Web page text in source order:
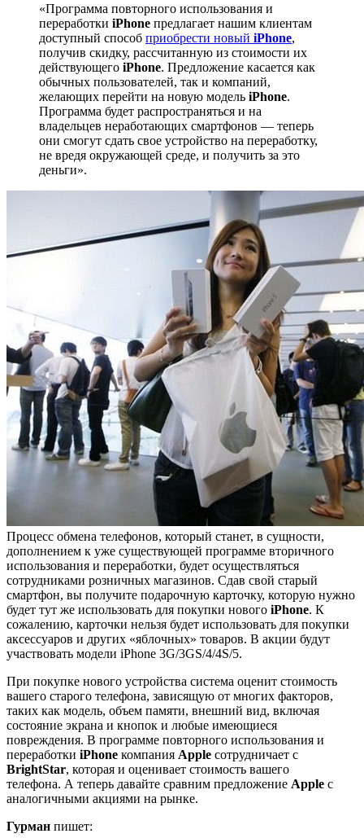
«Программа повторного использования и
переработки iPhone предлагает нашим клиентам
доступный способ приобрести новый iPhone,
получив скидку, рассчитанную из стоимости их
действующего iPhone. Предложение касается как
обычных пользователей, так и компаний,
желающих перейти на новую модель iPhone.
Программа будет распространяться и на
владельцев неработающих смартфонов — теперь
они смогут сдать свое устройство на переработку,
не вредя окружающей среде, и получить за это
деньги».
Процесс обмена телефонов, который станет, в сущности,
дополнением к уже существующей программе вторичного
использования и переработки, будет осуществляться
сотрудниками розничных магазинов. Сдав свой старый
смартфон, вы получите подарочную карточку, которую нужно
будет тут же использовать для покупки нового iPhone. К
сожалению, карточки нельзя будет использовать для покупки
аксессуаров и других «яблочных» товаров. В акции будут
участвовать модели iPhone 3G/3GS/4/4S/5.
При покупке нового устройства система оценит стоимость
вашего старого телефона, зависящую от многих факторов,
таких как модель, объем памяти, внешний вид, включая
состояние экрана и кнопок и любые имеющиеся
повреждения. В программе повторного использования и
переработки iPhone компания Apple сотрудничает с
BrightStar, которая и оценивает стоимость вашего
телефона. А теперь давайте сравним предложение Apple с
аналогичными акциями на рынке.
Гурман пишет: